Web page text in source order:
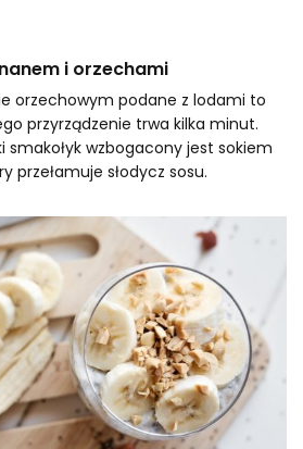
i orzechami
orzechowym podane z lodami to
przyrządzenie trwa kilka minut.
smakołyk wzbogacony jest sokiem
przełamuje słodycz sosu.